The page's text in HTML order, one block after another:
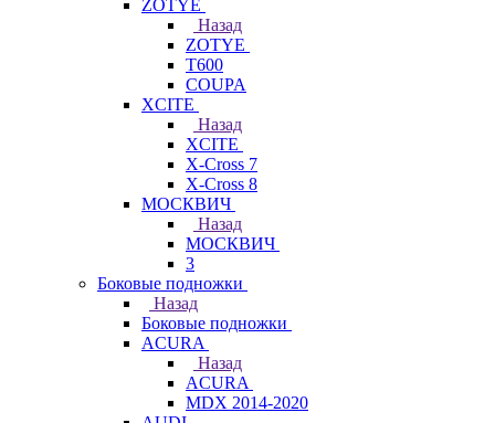
ZOTYE
Назад
ZOTYE
T600
COUPA
XCITE
Назад
XCITE
X-Cross 7
X-Cross 8
МОСКВИЧ
Назад
МОСКВИЧ
3
Боковые подножки
Назад
Боковые подножки
ACURA
Назад
ACURA
MDX 2014-2020